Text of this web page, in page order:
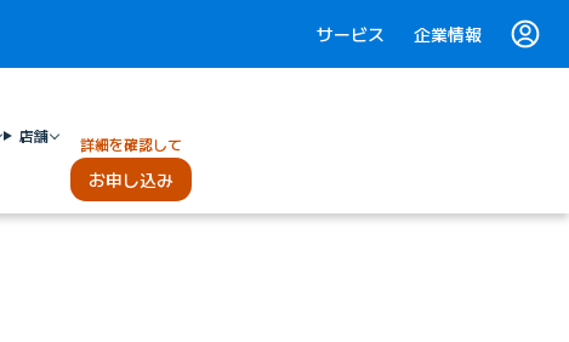
サービス 企業情報
店舗 詳細を確認して
お申し込み